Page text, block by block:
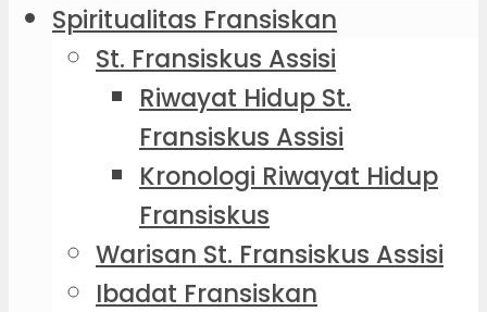
Spiritualitas Fransiskan
St. Fransiskus Assisi
Riwayat Hidup St.
Fransiskus Assisi
Kronologi Riwayat Hidup
Fransiskus
Warisan St. Fransiskus Assisi
Ibadat Fransiskan